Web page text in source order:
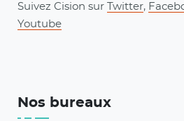
Suivez Cision sur Twitter,
Youtube
Nos bureaux